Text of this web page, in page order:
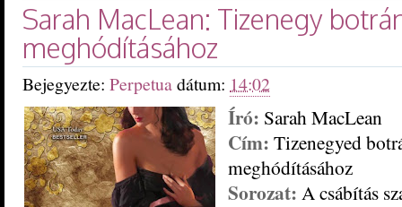
Sarah MacLean: Tizenegy
meghódításához
Bejegyezte: Perpetuadátum: 14:02
Író: Sarah MacLean
Cím: Tizenegyed
meghódításához
Sorozat: A csábítás